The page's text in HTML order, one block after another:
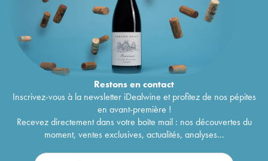
Restons encontact
Inscrivez-vous à la newsletter iDealwine et profitez de nos pépites
en avant-première !
Recevez directement dans votre boîte mail : nos découvertes du
moment, ventes exclusives, actualités, analyses...